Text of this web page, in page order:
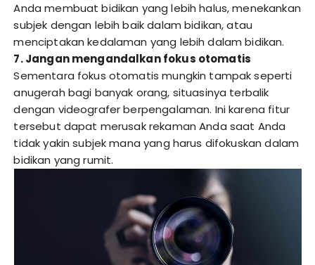
Anda membuat bidikan yang lebih halus, menekankan
subjek dengan lebih baik dalam bidikan, atau
menciptakan kedalaman yang lebih dalam bidikan.
7. Jangan mengandalkan fokus otomatis
Sementara fokus otomatis mungkin tampak seperti
anugerah bagi banyak orang, situasinya terbalik
dengan videografer berpengalaman. Ini karena fitur
tersebut dapat merusak rekaman Anda saat Anda
tidak yakin subjek mana yang harus difokuskan dalam
bidikan yang rumit.